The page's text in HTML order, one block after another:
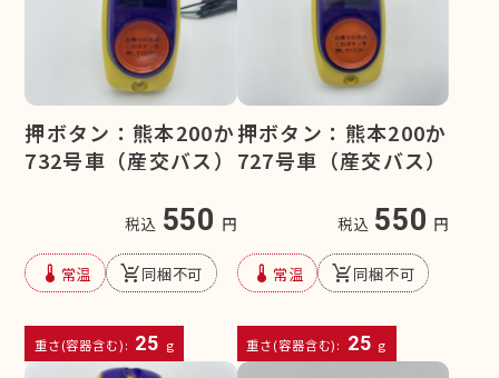
押ボタン：熊本200か
732号車（産交バス）
税込 550 円
device_thermostat 常温 remove_shopping_cart同梱不可
重さ(容器含む): 25 g
押ボタン：熊本200か
727号車（産交バス）
税込 550 円
device_thermostat 常温 remove_shopping_cart同梱不可
重さ(容器含む): 25 g